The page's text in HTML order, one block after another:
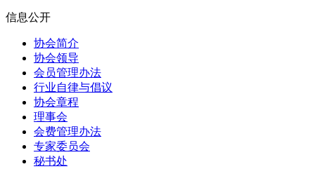
信息公开
协会简介
协会领导
会员管理办法
行业自律与倡议
协会章程
理事会
会费管理办法
专家委员会
秘书处